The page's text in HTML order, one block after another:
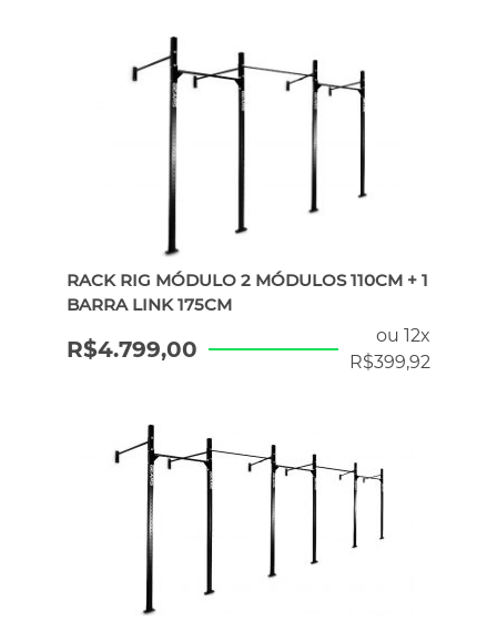
RACK RIG MÓDULO 2 MÓDULOS 110CM + 1
BARRA LINK 175CM
ou 12x
R$399,92
R$4.799,00